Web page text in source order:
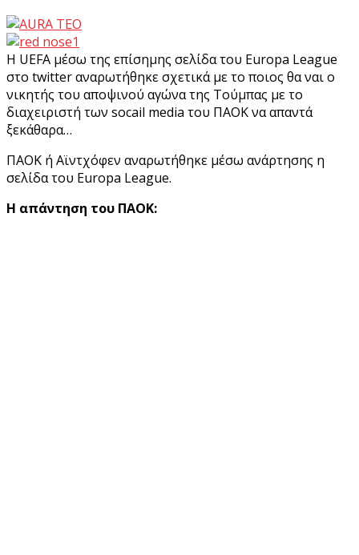
Η UEFA μέσω της επίσημης σελίδα του Europa League
στο twitter αναρωτήθηκε σχετικά με το ποιος θα ναι ο
νικητής του αποψινού αγώνα της Τούμπας με τo
διαχειριστή των socail media του ΠΑΟΚ να απαντά
ξεκάθαρα…
ΠΑΟΚ ή Αϊντχόφεν αναρωτήθηκε μέσω ανάρτησης η
σελίδα του Εuropa League.
Η απάντηση του ΠΑΟΚ: